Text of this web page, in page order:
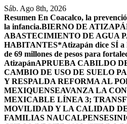
Saltar
al
contenido
Sáb. Ago 8th, 2026
Resumen En Coacalco, la
la infancia.BIERNO DE
ABASTECIMIENTO DE AGUA
HABITANTES*Atizapán dice SÍ a
de 69 millones de pesos para
AtizapánAPRUEBA CABILDO
CAMBIO DE USO DE SUELO
Y RESPALDA REFORMA AL
MEXIQUENSEAVANZA LA
MEXICABLE LÍNEA 3;
MOVILIDAD Y LA CALIDAD
FAMILIAS NAUCALPENSES